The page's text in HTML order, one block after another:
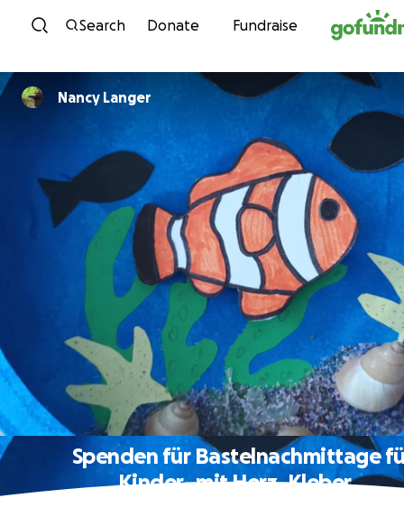
Skip to content
Search Donate Fundraise
Nancy Langer
Spenden für Bastelnachmittage
Kinder–mit Herz, Kleber...